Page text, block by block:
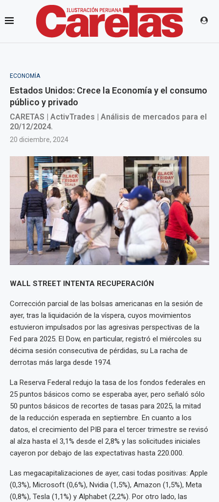
ECONOMÍA
Estados Unidos: Crece la Economía y el consumo
público y privado
CARETAS | ActivTrades | Análisis de mercados para el
20/12/2024.
20 diciembre, 2024
WALL STREET INTENTA RECUPERACIÓN
Corrección parcial de las bolsas americanas en la sesión de
ayer, tras la liquidación de la víspera, cuyos movimientos
estuvieron impulsados por las agresivas perspectivas de la
Fed para 2025. El Dow, en particular, registró el miércoles su
décima sesión consecutiva de pérdidas, su La racha de
derrotas más larga desde 1974.
La Reserva Federal redujo la tasa de los fondos federales en
25 puntos básicos como se esperaba ayer, pero señaló sólo
50 puntos básicos de recortes de tasas para 2025, la mitad
de la reducción esperada en septiembre. En cuanto a los
datos, el crecimiento del PIB para el tercer trimestre se revisó
al alza hasta el 3,1% desde el 2,8% y las solicitudes iniciales
cayeron por debajo de las expectativas hasta 220.000.
Las megacapitalizaciones de ayer, casi todas positivas: Apple
(0,3%), Microsoft (0,6%), Nvidia (1,5%), Amazon (1,5%), Meta
(0,8%), Tesla (1,1%) y Alphabet (2,2%). Por otro lado, las